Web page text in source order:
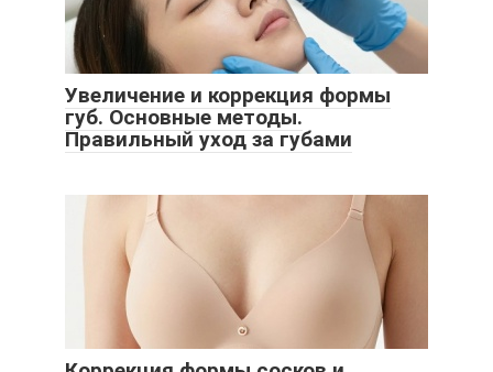
Увеличение и коррекция формы
губ. Основные методы.
Правильный уход за губами